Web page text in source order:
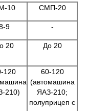
10 СМП-20
9 -
20 До 20
120
210)
60-120
(автомашина
ЯАЗ-210;
полуприцеп с